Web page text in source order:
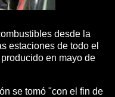
desde la
estaciones de todo el
en mayo de
se tomó "con el fin de